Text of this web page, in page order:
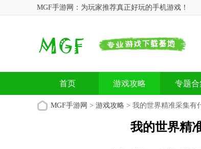
MGF手游网：为玩家推荐真正好玩的手机游戏！
首页 游戏攻略 专题合
MGF手游网 > 游戏攻略 > 我的世界精准采集有
我的世界精